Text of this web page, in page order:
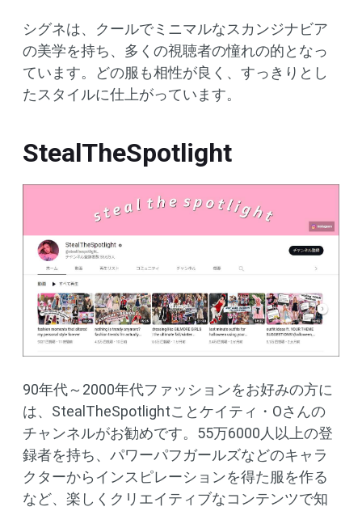
シグネは、クールでミニマルなスカンジナビア
の美学を持ち、多くの視聴者の憧れの的となっ
ています。どの服も相性が良く、すっきりとし
たスタイルに仕上がっています。
StealTheSpotlight
90年代～2000年代ファッションをお好みの方に
は、StealTheSpotlightことケイティ・Oさんの
チャンネルがお勧めです。55万6000人以上の登
録者を持ち、パワーパフガールズなどのキャラ
クターからインスピレーションを得た服を作る
など、楽しくクリエイティブなコンテンツで知